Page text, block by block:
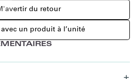
du retour
un produit à l’unité